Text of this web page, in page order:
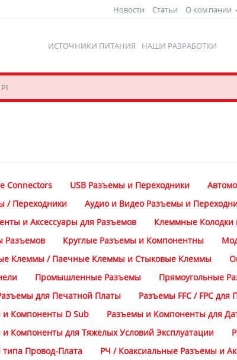
Новости Статьи О компании
ИСТОЧНИКИ ПИТАНИЯ НАШИ РАЗРАБОТКИ
Connectors USB Разъемы и Переходники
/ Переходники
Аудио и Видео Разъемы и
и Аксессуары для Разъемов
Клеммные Колодки
Разъемов
Круглые Разъемы и Компонентны
Клеммы / Паечные Клеммы и Стыковые Клеммы
Промышленные Разъемы Прямоугольные
для Печатной Платы
Разъемы FFC / FPC для
Компоненты D Sub
Разъемы и Компоненты для
Компоненты для Тяжелых Условий Эксплуатации
Провод-Плата
РЧ / Коаксиальные Разъемы и